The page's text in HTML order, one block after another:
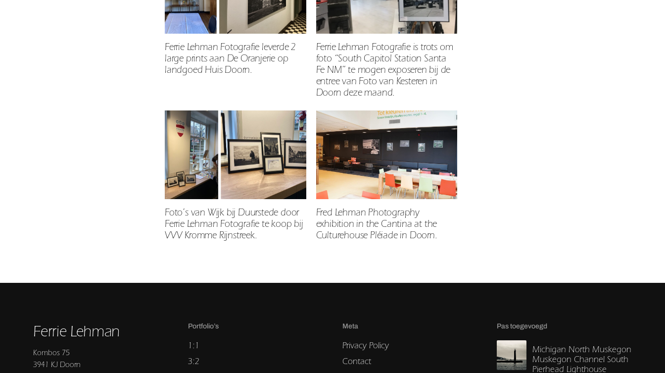
Ferrie Lehman Fotografie leverde 2
large prints aan De Oranjerie op
landgoed Huis Doorn.
Ferrie Lehman Fotografie is trots om
foto “South Capitol Station Santa
Fe NM” te mogen exposeren bij de
entree van Foto van Kesteren in
Doorn deze maand.
Foto’s van Wijk bij Duurstede door
Ferrie Lehman Fotografie te koop bij
VVV Kromme Rijnstreek.
Fred Lehman Photography
exhibition in the Cantina at the
Culturehouse Pléiade in Doorn.
Ferrie Lehman
Kombos 75
3941 KJ Doorn
Portfolio’s
1:1
3:2
Meta
Privacy Policy
Contact
Pas toegevoegd
Michigan North Muskegon
Muskegon Channel South
Pierhead Lighthouse